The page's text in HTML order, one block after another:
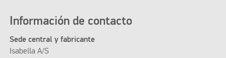
Información de contacto
Sede central y fabricante
Isabella A/S